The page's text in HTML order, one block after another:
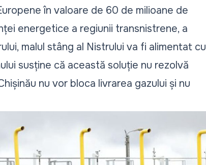
în valoare de 60 de milioane de
energetice a regiunii transnistrene, a
malul stâng al Nistrului va fi alimentat cu
susține că această soluție nu rezolvă
nu vor bloca livrarea gazului și nu